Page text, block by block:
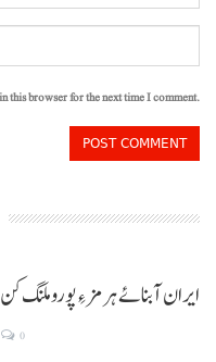
this browser for the next time I comment.
ایران آبنائے ہرمز ءِ پورو ملنگ کن
0